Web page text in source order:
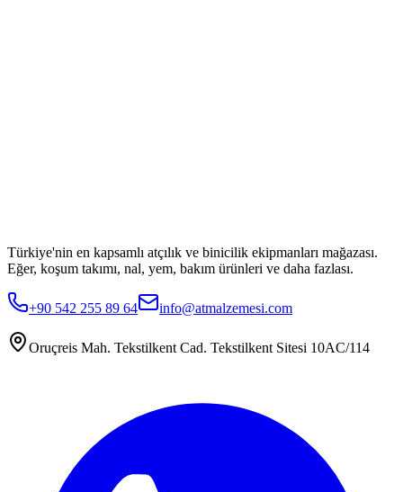
Türkiye'nin en kapsamlı atçılık ve binicilik ekipmanları mağazası.
Eğer, koşum takımı, nal, yem, bakım ürünleri ve daha fazlası.
+90 542 255 89 64 info@atmalzemesi.com
Oruçreis Mah. Tekstilkent Cad. Tekstilkent Sitesi 10AC/114